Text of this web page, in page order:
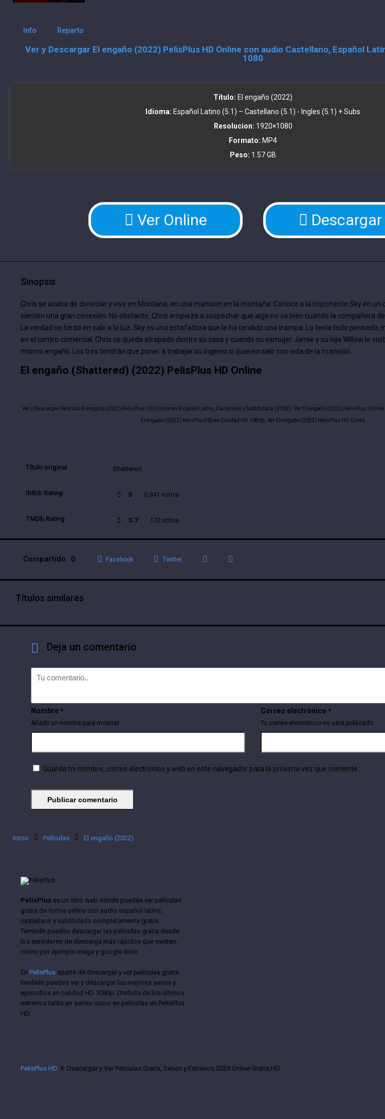
Info Reparto
Ver y Descargar El engaño (2022) PelisPlus HD Online con audio Castellano, Español
1080
Título: El engaño (2022)
Idioma: Español Latino (5.1) – Castellano (5.1) - Ingles (5.1) + Subs
Resolucion: 1920×1080
Formato: MP4
Peso: 1.57 GB
Ver Online Descargar
Sinopsis
Chris se acaba de divorciar y vive en Montana, en una mansión en la montaña. Conoce a la imponente Sky en un
sienten una gran conexión. No obstante, Chris empieza a sospechar que algo no va bien cuando la compañera
La verdad no tarda en salir a la luz: Sky es una estafadora que le ha tendido una trampa. Lo tenía todo pensado,
en el centro comercial. Chris se queda atrapado dentro su casa y cuando su exmujer Jamie y su hija Willow le
mismo engaño. Los tres tendrán que poner a trabajar su ingenio si quieren salir con vida de la mansión.
El engaño (Shattered) (2022) PelisPlus HD Online
Ver y Descargar Pelicula El engaño (2022) PelisPlus HD Online en Español Latino, Castellano y Subtitulada (VOSE). Ver El engaño (2022) PelisPlus
El engaño (2022) PelisPlusHD en Calidad HD 1080p. Ver El engaño (2022) PelisPlus HD Gratis
Título original Shattered
IMDb Rating 5 6,941 votos
TMDb Rating 5.7 172 votos
Compartido 0 Facebook Twitter
Títulos similares
Deja un comentario
Nombre *
Añadir un nombre para mostrar
Correo electrónico *
Tu correo electrónico no será publicado
Guarda mi nombre, correo electrónico y web en este navegador para la próxima vez que comente.
Inicio Películas El engaño (2022)
PelisPlus es un sitio web donde puedes ver películas
gratis de forma online con audio español latino,
castellano y subtitulado completamente gratis.
También puedes descargar las películas gratis desde
los servidores de descarga más rápidos que existen,
como por ejemplo mega y google drive.
En PelisPlus aparte de descargar y ver películas gratis
también puedes ver y descargar las mejores series y
episodios en calidad HD 1080p. Disfruta de los últimos
estrenos tanto en series como en películas en PelisPlus
HD.
PelisPlus HD ⚜️ Descargar y Ver Peliculas Gratis, Series y Estrenos 2025 Online Gratis HD